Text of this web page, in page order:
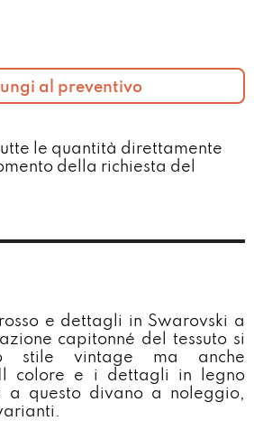
al preventivo
le quantità direttamente
della richiesta del
e dettagli in Swarovski a
capitonné del tessuto si
stile vintage ma anche
Il colore e i dettagli in legno
a questo divano a noleggio,